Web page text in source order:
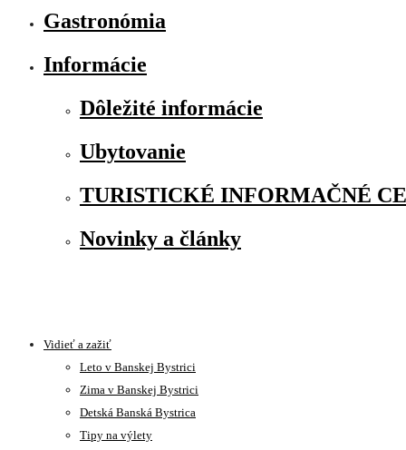
Gastronómia
Informácie
Dôležité informácie
Ubytovanie
TURISTICKÉ INFORMAČNÉ
Novinky a články
Vidieť a zažiť
Leto v Banskej Bystrici
Zima v Banskej Bystrici
Detská Banská Bystrica
Tipy na výlety